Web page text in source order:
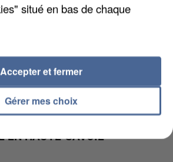
EN HAUTE-SAVOIE
situé en bas de chaque
Gérer mes choix
Accepter et fermer